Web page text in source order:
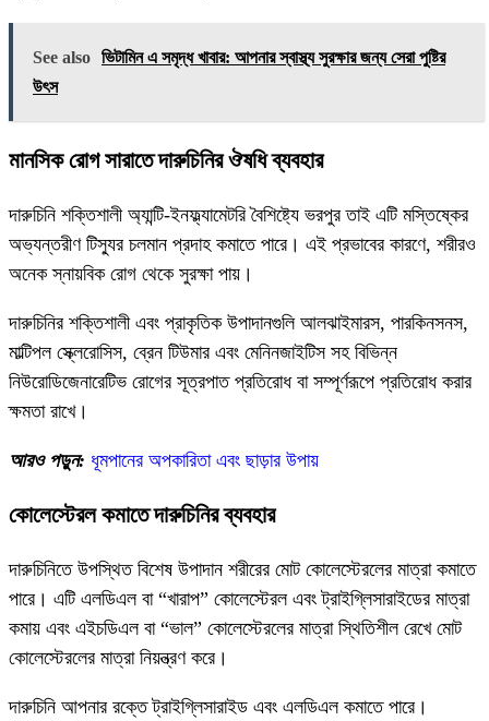
See also ভিটামিন এ সমৃদ্ধ খাবার: আপনার স্বাস্থ্য সুরক্ষার জন্য সেরা পুষ্টির
উৎস
মানসিক রোগ সারাতে দারুচিনির ঔষধি ব্যবহার
দারুচিনি শক্তিশালী অ্যান্টি-ইনফ্ল্যামেটরি বৈশিষ্ট্যে ভরপুর তাই এটি মস্তিষ্কের
অভ্যন্তরীণ টিস্যুর চলমান প্রদাহ কমাতে পারে। এই প্রভাবের কারণে, শরীরও
অনেক স্নায়বিক রোগ থেকে সুরক্ষা পায়।
দারুচিনির শক্তিশালী এবং প্রাকৃতিক উপাদানগুলি আলঝাইমারস, পারকিনসনস,
মাল্টিপল স্ক্লেরোসিস, ব্রেন টিউমার এবং মেনিনজাইটিস সহ বিভিন্ন
নিউরোডিজেনারেটিভ রোগের সূত্রপাত প্রতিরোধ বা সম্পূর্ণরূপে প্রতিরোধ করার
ক্ষমতা রাখে।
আরও পড়ুন: ধূমপানের অপকারিতা এবং ছাড়ার উপায়
কোলেস্টেরল কমাতে দারুচিনির ব্যবহার
দারুচিনিতে উপস্থিত বিশেষ উপাদান শরীরের মোট কোলেস্টেরলের মাত্রা কমাতে
পারে। এটি এলডিএল বা “খারাপ” কোলেস্টেরল এবং ট্রাইগ্লিসারাইডের মাত্রা
কমায় এবং এইচডিএল বা “ভাল” কোলেস্টেরলের মাত্রা স্থিতিশীল রেখে মোট
কোলেস্টেরলের মাত্রা নিয়ন্ত্রণ করে।
দারুচিনি আপনার রক্তে ট্রাইগ্লিসারাইড এবং এলডিএল কমাতে পারে।